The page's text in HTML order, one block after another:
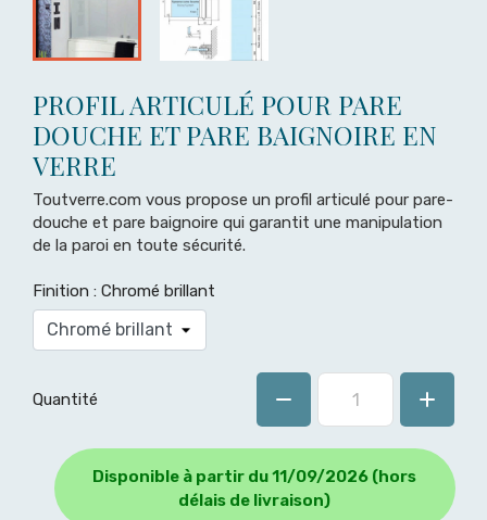
PROFIL ARTICULÉ POUR PARE
DOUCHE ET PARE BAIGNOIRE EN
VERRE
Toutverre.com vous propose un profil articulé pour pare-
douche et pare baignoire qui garantit une manipulation
de la paroi en toute sécurité.
Finition : Chromé brillant
Quantité
Disponible à partir du 11/09/2026 (hors
délais de livraison)